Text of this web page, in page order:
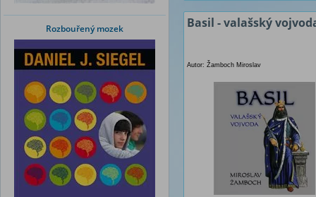
Rozbouřený mozek Basil - valašský
Autor: Žamboch Miroslav